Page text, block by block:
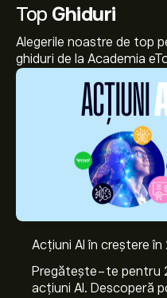
Top Ghiduri
Alegerile noastre de top
ghiduri de la Academia
Acțiuni AI în creștere în
Pregătește-te pentru
acțiuni AI. Descoperă